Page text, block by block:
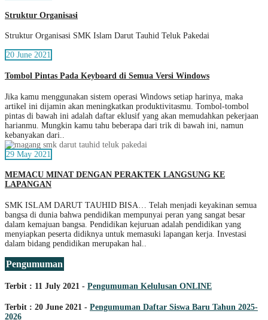
Struktur Organisasi
Struktur Organisasi SMK Islam Darut Tauhid Teluk Pakedai
20 June 2021
Tombol Pintas Pada Keyboard di Semua Versi Windows
Jika kamu menggunakan sistem operasi Windows setiap harinya, maka
artikel ini dijamin akan meningkatkan produktivitasmu. Tombol-tombol
pintas di bawah ini adalah daftar eklusif yang akan memudahkan pekerjaan
harianmu. Mungkin kamu tahu beberapa dari trik di bawah ini, namun
kebanyakan dari..
29 May 2021
MEMACU MINAT DENGAN PERAKTEK LANGSUNG KE
LAPANGAN
SMK ISLAM DARUT TAUHID BISA… Telah menjadi keyakinan semua
bangsa di dunia bahwa pendidikan mempunyai peran yang sangat besar
dalam kemajuan bangsa. Pendidikan kejuruan adalah pendidikan yang
menyiapkan peserta didiknya untuk memasuki lapangan kerja. Investasi
dalam bidang pendidikan merupakan hal..
Pengumuman
Terbit : 11 July 2021 - Pengumuman Kelulusan ONLINE
Terbit : 20 June 2021 - Pengumuman Daftar Siswa Baru Tahun 2025-
2026